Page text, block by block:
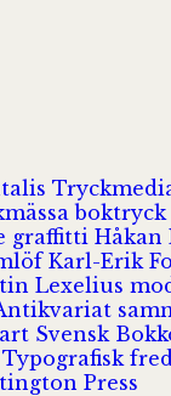
boktryck
graffitti Håkan
Karl-Erik
Lexelius
Svensk
Typografisk
Press